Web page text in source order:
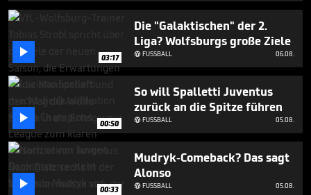
minute,
seconds
 03:17
Die "Galaktischen" der 2.
Liga? Wolfsburgs große Ziele
FUSSBALL 06.08.
 00:50
So will Spalletti Juventus
zurück an die Spitze führen
FUSSBALL 05.08.
 00:33
Mudryk-Comeback? Das sagt
Alonso
FUSSBALL 05.08.